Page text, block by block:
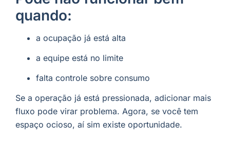
quando:
a ocupação já está alta
a equipe está no limite
falta controle sobre consumo
Se a operação já está pressionada, adicionar mais
fluxo pode virar problema. Agora, se você tem
espaço ocioso, aí sim existe oportunidade.